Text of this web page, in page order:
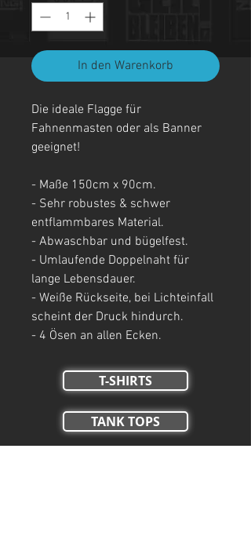
In den Warenkorb
Die ideale Flagge für
Fahnenmasten oder als Banner
geeignet!
- Maße 150cm x 90cm.
- Sehr robustes & schwer
entflammbares Material.
- Abwaschbar und bügelfest.
- Umlaufende Doppelnaht für
lange Lebensdauer.
- Weiße Rückseite, bei Lichteinfall
scheint der Druck hindurch.
- 4 Ösen an allen Ecken.
T-SHIRTS
TANK TOPS